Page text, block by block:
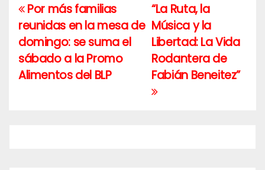
Navegación
de
entradas
“La Ruta, la
Música y la
Libertad: La Vida
Rodantera de
Fabián Beneitez”
Por más familias
reunidas en la mesa de
domingo: se suma el
sábado a la Promo
Alimentos del BLP